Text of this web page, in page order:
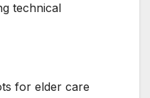
technical
for elder care